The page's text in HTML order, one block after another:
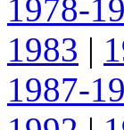
1978-
1983 |
1987-